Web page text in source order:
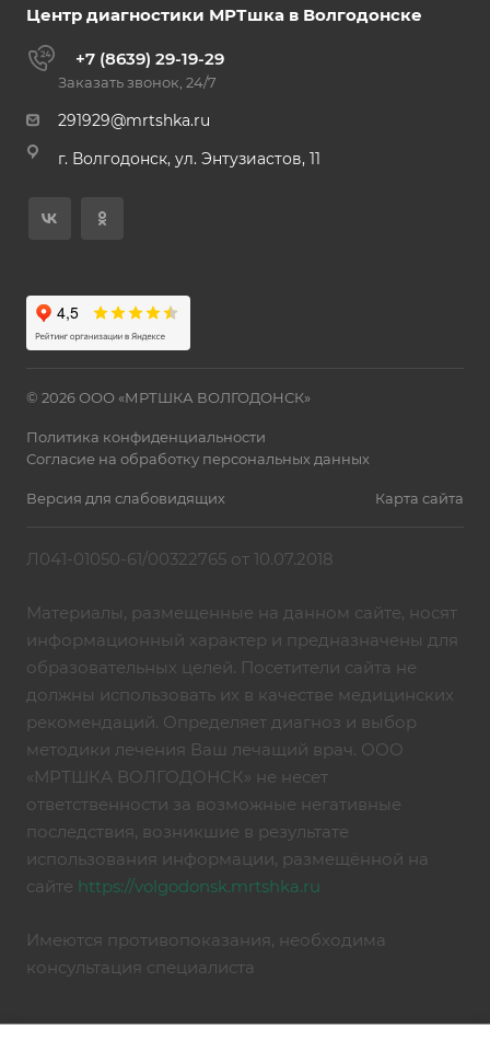
Центр диагностики МРТшка в Волгодонске
+7 (8639) 29-19-29
Заказать звонок, 24/7
291929@mrtshka.ru
г. Волгодонск, ул. Энтузиастов, 11
© 2026 ООО «МРТШКА ВОЛГОДОНСК»
Политика конфиденциальности
Согласие на обработку персональных данных
Версия для слабовидящих Карта сайта
Л041-01050-61/00322765 от 10.07.2018
Материалы, размещенные на данном сайте, носят
информационный характер и предназначены для
образовательных целей. Посетители сайта не
должны использовать их в качестве медицинских
рекомендаций. Определяет диагноз и выбор
методики лечения Ваш лечащий врач. ООО
«МРТШКА ВОЛГОДОНСК» не несет
ответственности за возможные негативные
последствия, возникшие в результате
использования информации, размещённой на
сайте https://volgodonsk.mrtshka.ru
Имеются противопоказания, необходима
консультация специалиста